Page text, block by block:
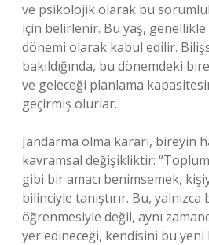
ve psikolojik olarak bu
için belirlenir. Bu yaş,
dönemi olarak kabul edilir.
bakıldığında, bu dönemdeki
ve geleceği planlama
geçirmiş olurlar.
Jandarma olma kararı, bireyin
kavramsal değişikliktir:
gibi bir amacı benimsemek,
bilinciyle tanıştırır. Bu,
öğrenmesiyle değil, aynı
yer edineceği, kendisini bu yeni